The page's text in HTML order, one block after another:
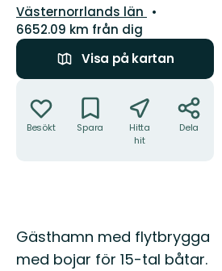
Län:
Västernorrlands län
6652.09 km från dig
Visa på kartan
Besökt Spara
Hitta
hit
Dela
Beskrivning
Gästhamn med flytbrygga
med bojar för 15-tal båtar.